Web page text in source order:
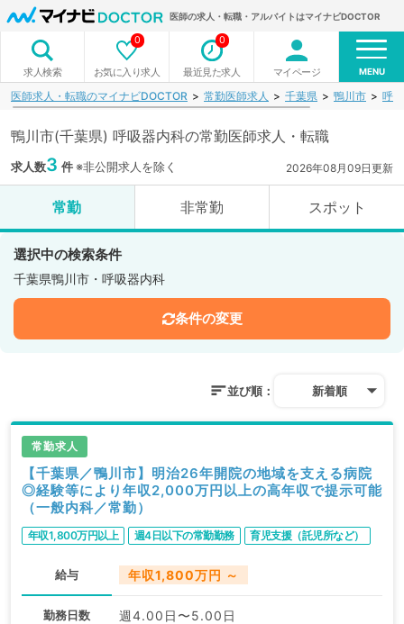
医師の求人・転職・アルバイトはマイナビDOCTOR
求人検索 お気に入り求人
0
最近見た求人
0
マイページ MENU
医師求人・転職のマイナビDOCTOR 常勤医師求人 千葉県 鴨川市 呼
鴨川市(千葉県) 呼吸器内科の常勤医師求人・転職
求人数3 件※非公開求人を除く 2026年08月09日更新
常勤 非常勤 スポット
選択中の検索条件
千葉県鴨川市・呼吸器内科
条件の変更
並び順： 新着順
常勤求人
【千葉県／鴨川市】明治26年開院の地域を支える病院
◎経験等により年収2,000万円以上の高年収で提示可能
（一般内科／常勤）
年収1,800万円以上 週4日以下の常勤勤務 育児支援（託児所など）
給与 年収1,800万円 ～
勤務日数 週4.00日〜5.00日